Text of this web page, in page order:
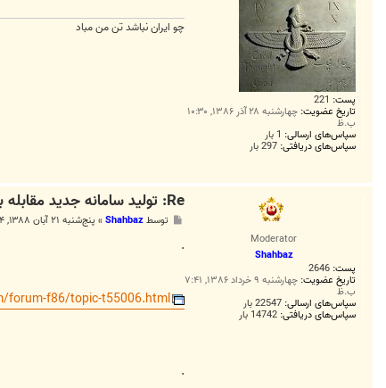
پست: 221
تاریخ عضویت: چهارشنبه ۲۸ آذر ۱۳۸۶, ۱۰:۳۰
ب.ظ
سپاس‌های ارسالی: 1 بار
سپاس‌های دریافتی: 297 بار
چو ايران نباشد تن من مباد
Moderator
Shahbaz
پست: 2646
تاریخ عضویت: چهارشنبه ۹ خرداد ۱۳۸۶, ۷:۴۱
ب.ظ
سپاس‌های ارسالی: 22547 بار
سپاس‌های دریافتی: 14742 بار
Re: توليد سامانه جديد مقابله با R.P.G در روسيه
توسطShahbaz
» پنج‌شنبه ۲۱ آبان ۱۳۸۸, ۷:۱۴ ب.ظ
.
forum-f86/topic-t55006.html
.